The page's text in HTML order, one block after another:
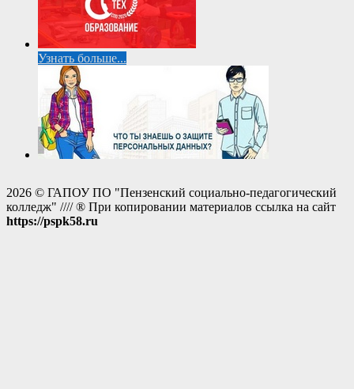
Узнать больше...
2026 © ГАПОУ ПО "Пензенский социально-педагогический
колледж" //// ® При копировании материалов ссылка на сайт
https://pspk58.ru